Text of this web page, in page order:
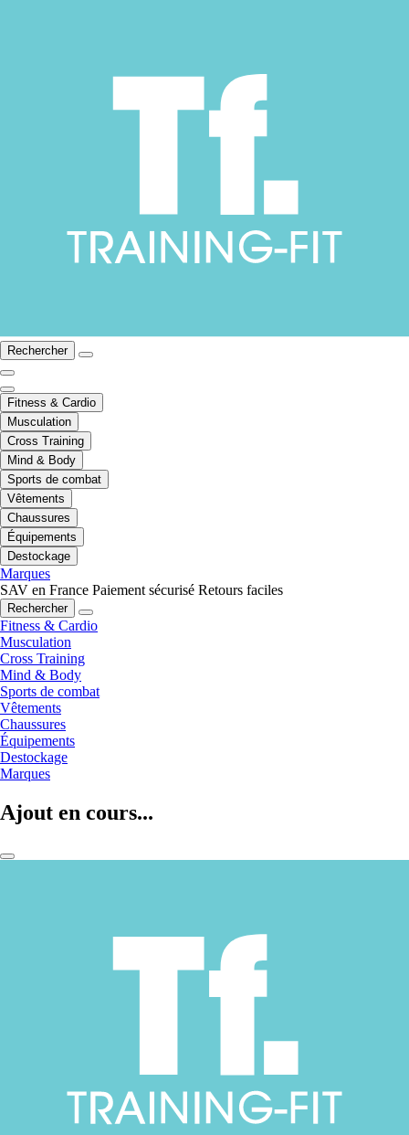
Rechercher
Fitness & Cardio
Musculation
Cross Training
Mind & Body
Sports de combat
Vêtements
Chaussures
Équipements
Destockage
Marques
SAV en France Paiement sécurisé Retours faciles
Rechercher
Fitness & Cardio
Musculation
Cross Training
Mind & Body
Sports de combat
Vêtements
Chaussures
Équipements
Destockage
Marques
Ajout en cours...